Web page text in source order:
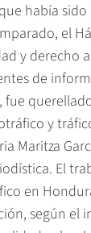
había
el
y derecho
de
fue
y
Maritza
El
en
según el